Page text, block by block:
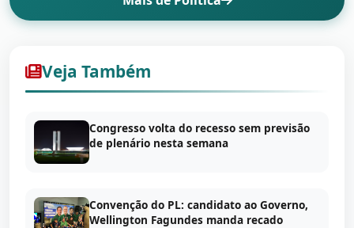
Veja Também
Congresso volta do recesso sem previsão
de plenário nesta semana
Convenção do PL: candidato ao Governo,
Wellington Fagundes manda recado